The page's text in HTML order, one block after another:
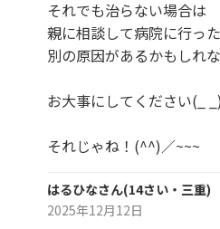
それでも治らない場合は
親に相談して病院に行っ
別の原因があるかもしれ
お大事にしてください(_
それじゃね！(^^)／~~~
はるひなさん(14さい・ 三重)
2025年12月12日